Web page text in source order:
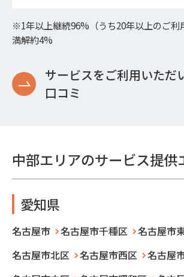
※1年以上継続96%（うち20年以上のご利
満解約4%
サービスをご利用いただ
口コミ
中部エリアのサービス提供
愛知県
名古屋市 名古屋市千種区
名古屋市
名古屋市北区
名古屋市西区
名古屋